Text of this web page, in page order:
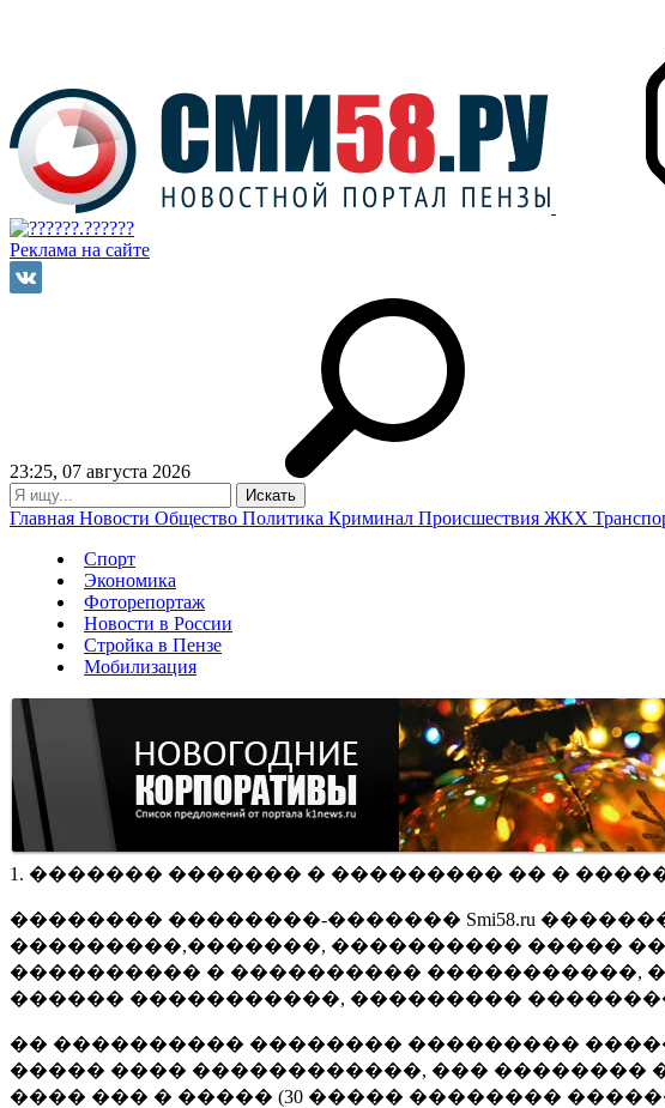
Реклама на сайте
23:25, 07 августа 2026
Главная Новости Общество Политика Криминал Происшествия ЖКХ
Спорт
Экономика
Фоторепортаж
Новости в России
Стройка в Пензе
Мобилизация
1. ������� ������� � ��������� �� �
�������� ��������-������� Smi58.ru
���������,�������, ���������� �����
���������� � ���������� �����������,
������ �����������, ���������
�� ���������� �������� ���������
����� ���� ������������, ��� ��������
���� ��� � ����� (30 ����� ��������